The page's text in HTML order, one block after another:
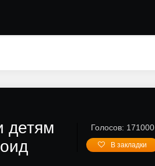
детям
Голосов: 171000
В закладки